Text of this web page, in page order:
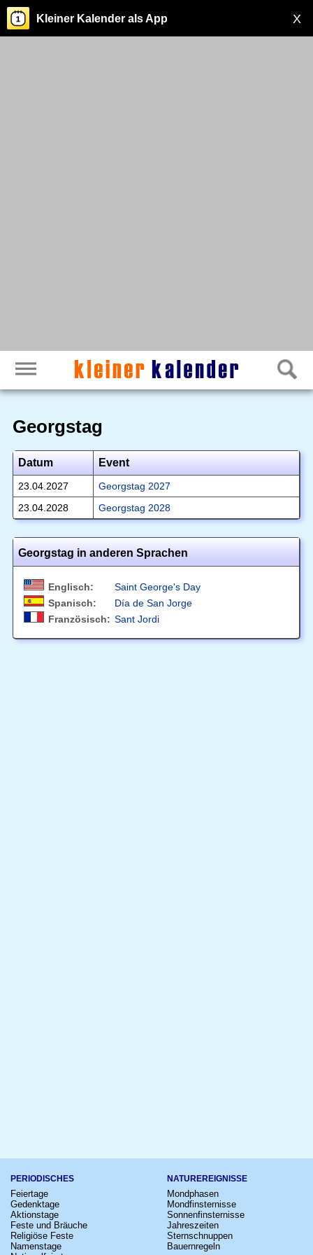
X
Kleiner Kalender als App
Georgstag
Datum Event
23.04.2027
Georgstag 2027
23.04.2028
Georgstag 2028
Georgstag in anderen Sprachen
Englisch:
Saint George's Day
Spanisch:
Día de San Jorge
Französisch: Sant Jordi
PERIODISCHES
Feiertage
Gedenktage
Aktionstage
Feste und Bräuche
Religiöse Feste
Namenstage
NATUREREIGNISSE
Mondphasen
Mondfinsternisse
Sonnenfinsternisse
Jahreszeiten
Sternschnuppen
Bauernregeln